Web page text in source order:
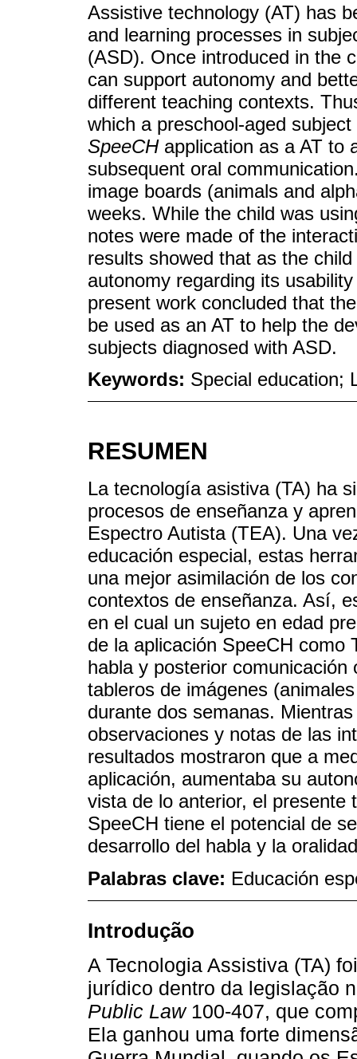
Assistive technology (AT) has
and learning processes in
(ASD). Once introduced in the
can support autonomy and
different teaching contexts.
which a preschool-aged
SpeeCHapplication as a AT to
subsequent oral
image boards (animals and
weeks. While the child was
notes were made of the
results showed that as the
autonomy regarding its
present work concluded that
be used as an AT to help the
subjects diagnosed with ASD.
Keywords: Special education;
RESUMEN
La tecnología asistiva (TA) ha
procesos de enseñanza y
Espectro Autista (TEA). Una
educación especial, estas
una mejor asimilación de los
contextos de enseñanza. Así,
en el cual un sujeto en edad
de la aplicación SpeeCH como
habla y posterior
tableros de imágenes
durante dos semanas.
observaciones y notas de las
resultados mostraron que a
aplicación, aumentaba su
vista de lo anterior, el presente
SpeeCH tiene el potencial de
desarrollo del habla y la
Palabras clave: Educación
Introdução
A Tecnologia Assistiva (TA)
jurídico dentro da legislação
Public Law100-407, que
Ela ganhou uma forte